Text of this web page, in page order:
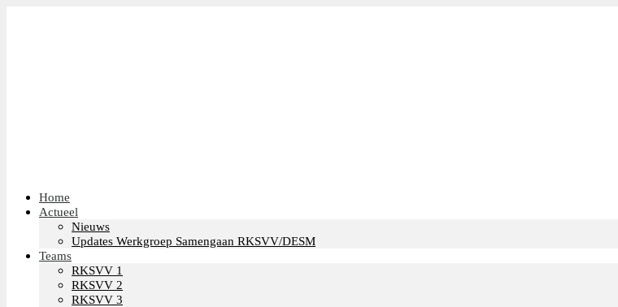
Home
Actueel
Nieuws
Updates Werkgroep Samengaan RKSVV/DESM
Teams
RKSVV 1
RKSVV 2
RKSVV 3